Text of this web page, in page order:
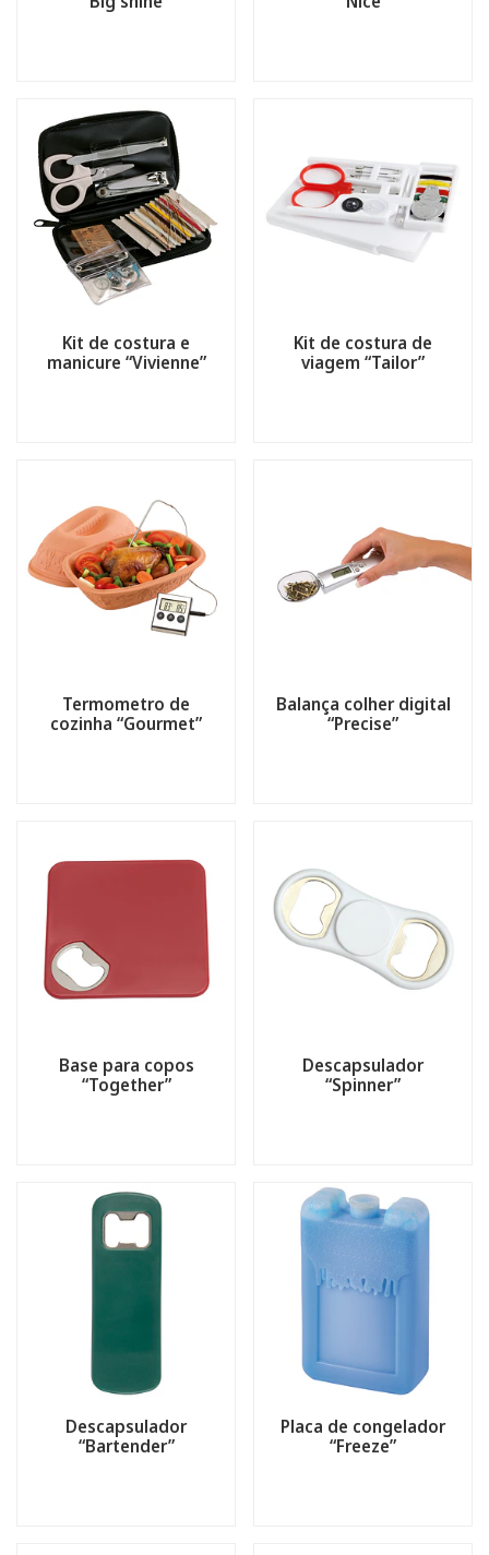
Kit de costura e
manicure “Vivienne”
Kit de costura de
viagem “Tailor”
Termometro de
cozinha “Gourmet”
Balança colher digital
“Precise”
Base para copos
“Together”
Descapsulador
“Spinner”
Descapsulador
“Bartender”
Placa de congelador
“Freeze”